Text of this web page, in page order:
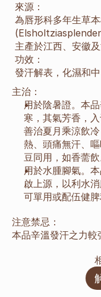
來源：
為唇形科多年生草
主產於江西、安徽及
功效：
發汗解表，化濕和中
主治：
用於陰暑證。本
寒，其氣芳香，
善治夏月乘涼飲
熱、頭痛無汗、
豆同用，如香薷飲
用於水腫腳氣。
啟上源，以利水
可單用或配伍健
注意禁忌：
本品辛溫發汗之力較